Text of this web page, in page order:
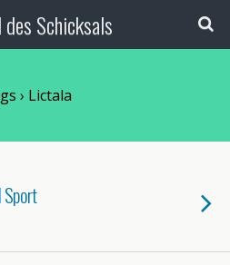
des Schicksals
› Lictala